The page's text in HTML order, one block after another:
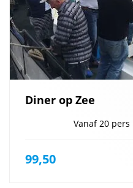
Diner op Zee
Vanaf 20 pers
99,50